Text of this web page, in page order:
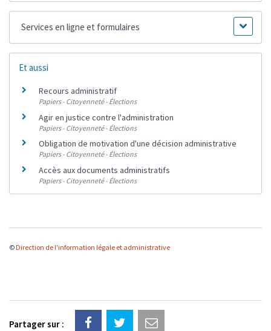
Services en ligne et formulaires
Et aussi
Recours administratif
Papiers - Citoyenneté - Élections
Agir en justice contre l'administration
Papiers - Citoyenneté - Élections
Obligation de motivation d'une décision administrative
Papiers - Citoyenneté - Élections
Accès aux documents administratifs
Papiers - Citoyenneté - Élections
© Direction de l'information légale et administrative
Partager sur :